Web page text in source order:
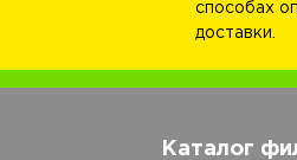
способах
доставки.
Каталог